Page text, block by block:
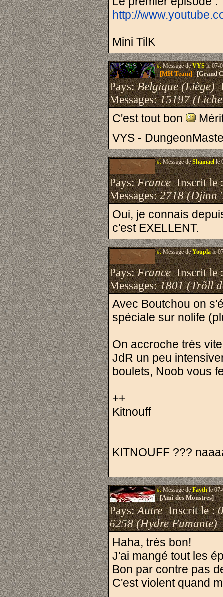
http://
Mini TilK
#.Message deVYSle 07-
[MH Team][Grand
Pays:Belgique (Liège)
Messages:15197
C'est tout bon
VYS -
#.Message deShamaelle
Pays:FranceInscrit le
Messages:2718 (Djinn
Oui, je connais
c'est EXELLENT.
#.Message deYouplale
Pays:FranceInscrit le
Messages:1801 (Trõll
Avec Boutchou on
spéciale sur nolife
On accroche très
JdR un peu
boulets, Noob vous
++
Kitnouff
KITNOUFF ???
#.Message deFaythle 07-
[Ami des Monstres]
Pays:AutreInscrit le :
6258 (Hydre Fumante)
Haha, très bon!
J'ai mangé tout les
Bon par contre pas
C'est violent quand